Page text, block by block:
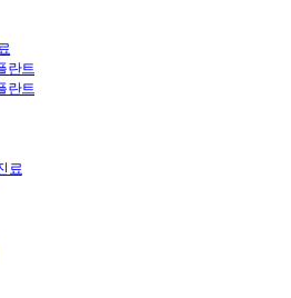
란트
란트
료